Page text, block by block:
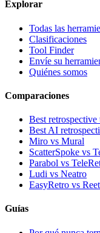
Explorar
Todas las
Clasificaciones
Tool Finder
Envíe su
Quiénes somos
Comparaciones
Best retrospective
Best AI
Miro vs Mural
ScatterSpoke vs
Parabol vs
Ludi vs Neatro
EasyRetro vs
Guías